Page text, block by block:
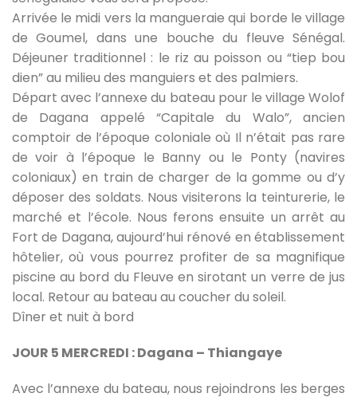
Arrivée le midi vers la mangueraie qui borde le village
de Goumel, dans une bouche du fleuve Sénégal.
Déjeuner traditionnel : le riz au poisson ou “tiep bou
dien” au milieu des manguiers et des palmiers.
Départ avec l’annexe du bateau pour le village Wolof
de Dagana appelé “Capitale du Walo”, ancien
comptoir de l’époque coloniale où Il n’était pas rare
de voir à l’époque le Banny ou le Ponty (navires
coloniaux) en train de charger de la gomme ou d’y
déposer des soldats. Nous visiterons la teinturerie, le
marché et l’école. Nous ferons ensuite un arrêt au
Fort de Dagana, aujourd’hui rénové en établissement
hôtelier, où vous pourrez profiter de sa magnifique
piscine au bord du Fleuve en sirotant un verre de jus
local. Retour au bateau au coucher du soleil.
Dîner et nuit à bord
JOUR 5 MERCREDI : Dagana – Thiangaye
Avec l’annexe du bateau, nous rejoindrons les berges